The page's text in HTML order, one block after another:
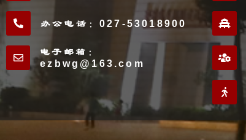
办公电话：027-53018900
电子邮箱：
ezbwg@163.com